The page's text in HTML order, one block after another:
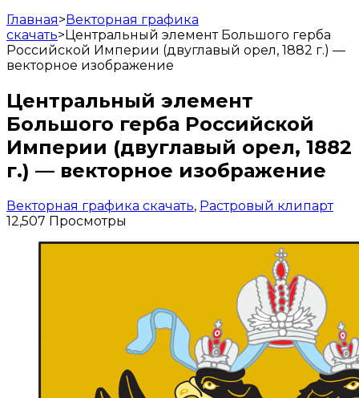
Главная>Векторная графика
скачать>Центральный элемент Большого герба
Российской Империи (двуглавый орел, 1882 г.) —
векторное изображение
Центральный элемент
Большого герба Российской
Империи (двуглавый орел, 1882
г.) — векторное изображение
Векторная графика скачать, Растровый клипарт
12,507 Просмотры